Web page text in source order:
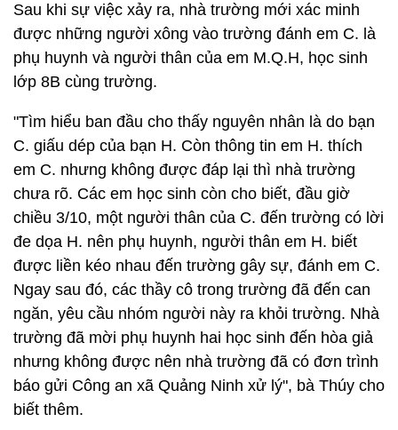
Sau khi sự việc xảy ra, nhà trường mới xác minh
được những người xông vào trường đánh em C. là
phụ huynh và người thân của em M.Q.H, học sinh
lớp 8B cùng trường.
"Tìm hiểu ban đầu cho thấy nguyên nhân là do bạn
C. giấu dép của bạn H. Còn thông tin em H. thích
em C. nhưng không được đáp lại thì nhà trường
chưa rõ. Các em học sinh còn cho biết, đầu giờ
chiều 3/10, một người thân của C. đến trường có lời
đe dọa H. nên phụ huynh, người thân em H. biết
được liền kéo nhau đến trường gây sự, đánh em C.
Ngay sau đó, các thầy cô trong trường đã đến can
ngăn, yêu cầu nhóm người này ra khỏi trường. Nhà
trường đã mời phụ huynh hai học sinh đến hòa giả
nhưng không được nên nhà trường đã có đơn trình
báo gửi Công an xã Quảng Ninh xử lý", bà Thúy cho
biết thêm.